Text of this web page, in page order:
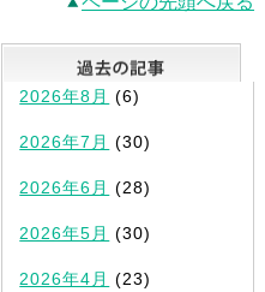
最新記事一覧
2026年8月 (6)
2026年7月 (30)
2026年6月 (28)
2026年5月 (30)
2026年4月 (23)